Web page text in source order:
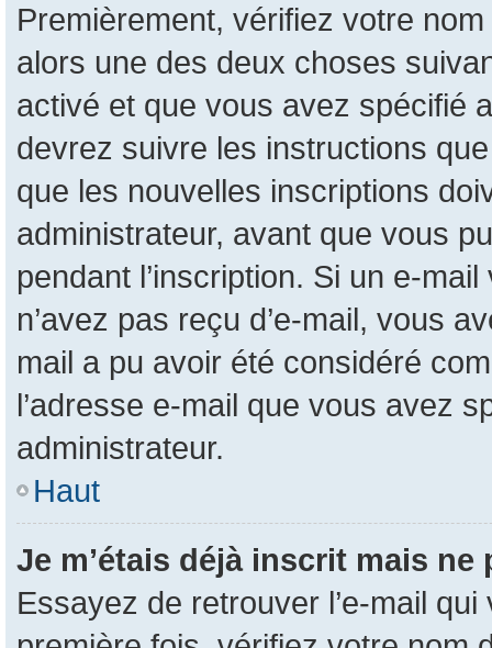
Premièrement, vérifiez votre
alors une des deux choses
activé et que vous avez spécifié
devrez suivre les instructions
que les nouvelles inscriptions
administrateur, avant que vous
pendant l’inscription. Si un e-
n’avez pas reçu d’e-mail, vous
mail a pu avoir été considéré
l’adresse e-mail que vous avez
administrateur.
Haut
Je m’étais déjà inscrit mais
Essayez de retrouver l’e-mail